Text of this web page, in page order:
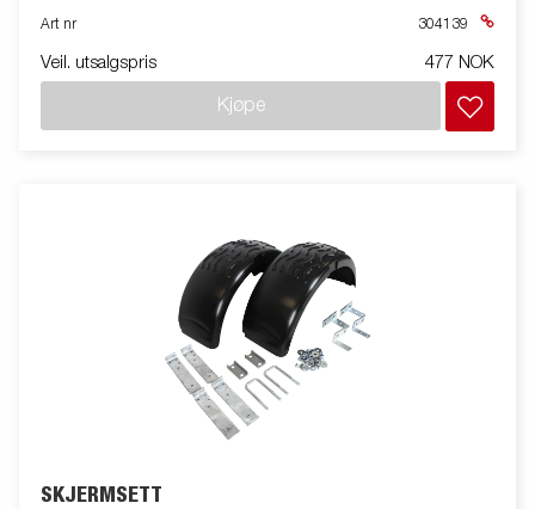
Art nr 304139
Veil. utsalgspris 477 NOK
Kjøpe
SKJERMSETT